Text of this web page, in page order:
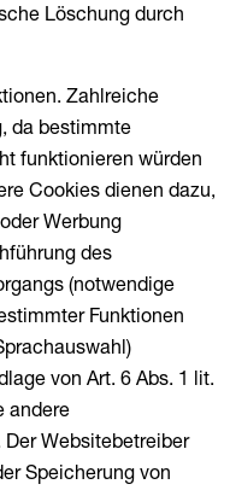
Löschung durch
Zahlreiche
da bestimmte
funktionieren würden
Cookies dienen dazu,
Werbung
des
(notwendige
Funktionen
von Art. 6 Abs. 1 lit.
andere
Websitebetreiber
Speicherung von